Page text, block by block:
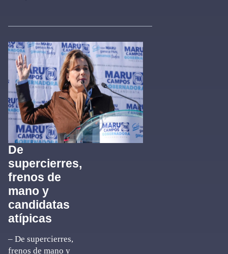
De
supercierres,
frenos de
mano y
candidatas
atípicas
– De supercierres,
frenos de mano y